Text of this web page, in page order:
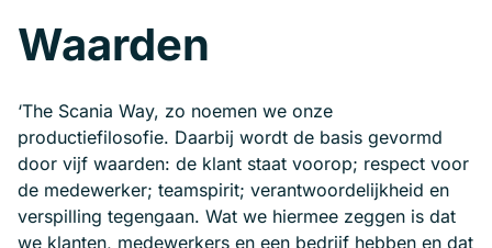
Waarden
‘The Scania Way, zo noemen we onze
productiefilosofie. Daarbij wordt de basis gevormd
door vijf waarden: de klant staat voorop; respect voor
de medewerker; teamspirit; verantwoordelijkheid en
verspilling tegengaan. Wat we hiermee zeggen is dat
we klanten, medewerkers en een bedrijf hebben en dat